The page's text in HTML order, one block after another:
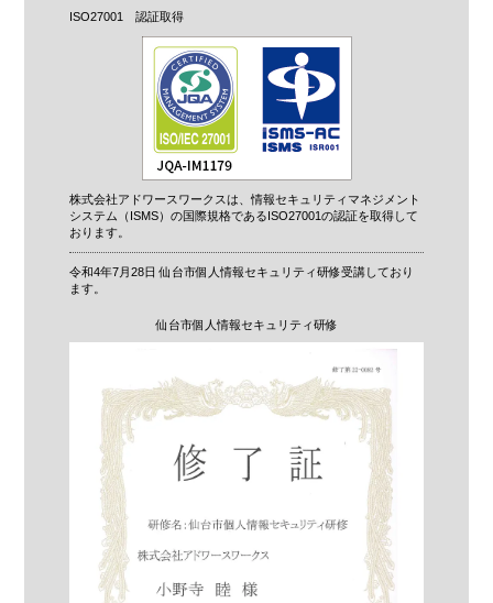
ISO27001 認証取得
株式会社アドワースワークスは、情報セキュリティマネジメント
システム（ISMS）の国際規格であるISO27001の認証を取得して
おります。
令和4年7月28日 仙台市個人情報セキュリティ研修受講しており
ます。
仙台市個人情報セキュリティ研修